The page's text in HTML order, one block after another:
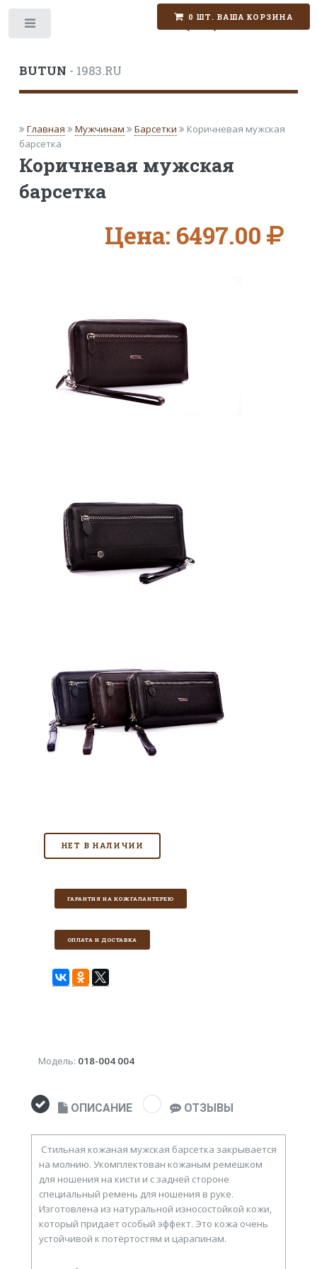
BUTUN - 1983.RU
+7 (495) 774-93-37
0 ШТ. ВАША КОРЗИНА
Главная Мужчинам Барсетки
Коричневая мужская
барсетка
Коричневая мужская
барсетка
Цена: 6497.00
ГАРАНТИЯ НА КОЖГАЛАНТЕРЕЮ
ОПЛАТА И ДОСТАВКА
Модель: 018-004 004
ОПИСАНИЕ ОТЗЫВЫ
Стильная кожаная мужская барсетка закрывается
на молнию. Укомплектован кожаным ремешком
для ношения на кисти и с задней стороне
специальный ремень для ношения в руке.
Изготовлена из натуральной износостойкой кожи,
который придает особый эффект. Это кожа очень
устойчивой к потёртостям и царапинам.